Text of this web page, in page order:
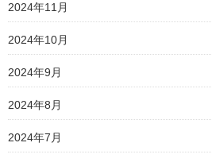
2024年11月
2024年10月
2024年9月
2024年8月
2024年7月